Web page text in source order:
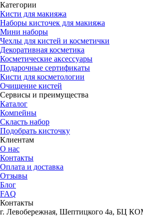
Категории
Кисти для макияжа
Наборы кисточек для макияжа
Мини наборы
Чехлы для кистей и косметички
Декоративная косметика
Косметические аксессуары
Подарочные сертификаты
Кисти для косметологии
Очищение кистей
Сервисы и преимущества
Каталог
Компейны
Скласть набор
Подобрать кисточку
Клиентам
О нас
Контакты
Оплата и доставка
Отзывы
Блог
FAQ
Контакты
г. Левобережная, Шептицкого 4а, БЦ